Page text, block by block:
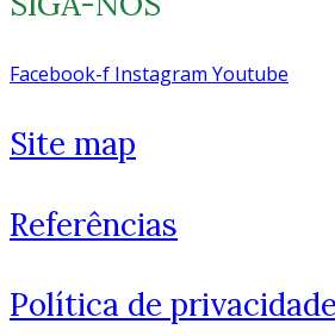
Facebook-f Instagram Youtube
Site map
Referências
Política de privacidade